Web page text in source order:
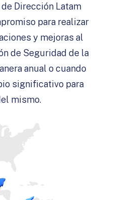
Dirección Latam
para realizar
y mejoras al
de Seguridad de la
anual o cuando
significativo para
mismo.